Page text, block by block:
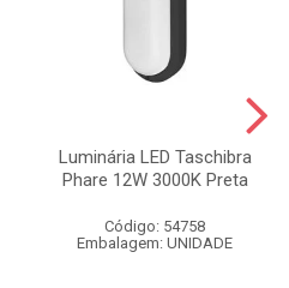
Luminária LED Taschibra
Phare 12W 3000K Preta
Código: 54758
Embalagem: UNIDADE